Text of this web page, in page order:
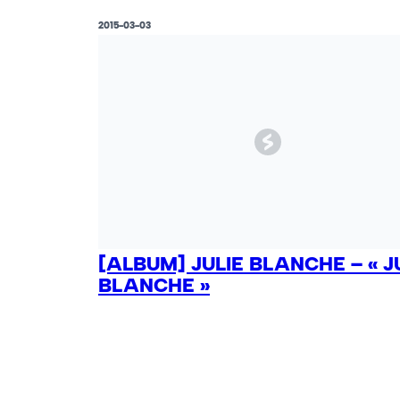
2015-03-03
[ALBUM] JULIE BLANCHE – «
BLANCHE »